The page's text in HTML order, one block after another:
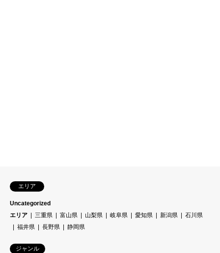
エリア
Uncategorized
エリア
三重県 富山県 山梨県 岐阜県 愛知県 新潟県
石川県
福井県
長野県 静岡県
ジャンル